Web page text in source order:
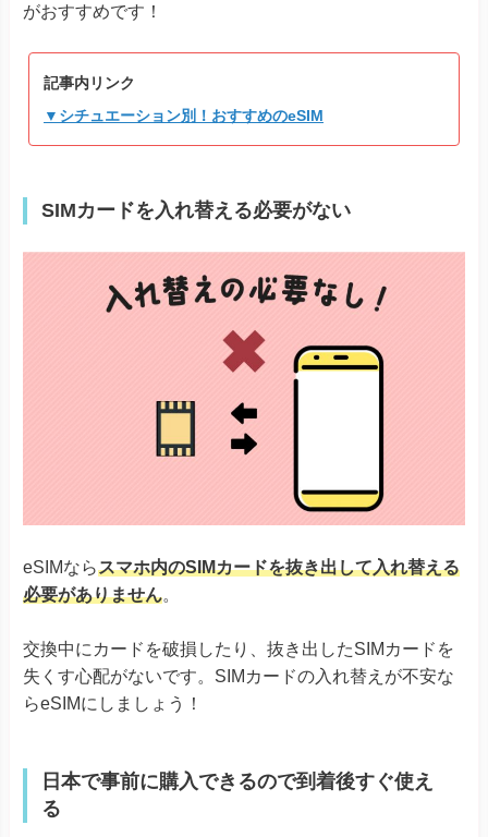
がおすすめです！
記事内リンク
▼シチュエーション別！おすすめのeSIM
SIMカードを入れ替える必要がない
eSIMならスマホ内のSIMカードを抜き出して入れ替える
必要がありません。
交換中にカードを破損したり、抜き出したSIMカードを
失くす心配がないです。SIMカードの入れ替えが不安な
らeSIMにしましょう！
日本で事前に購入できるので到着後すぐ使え
る